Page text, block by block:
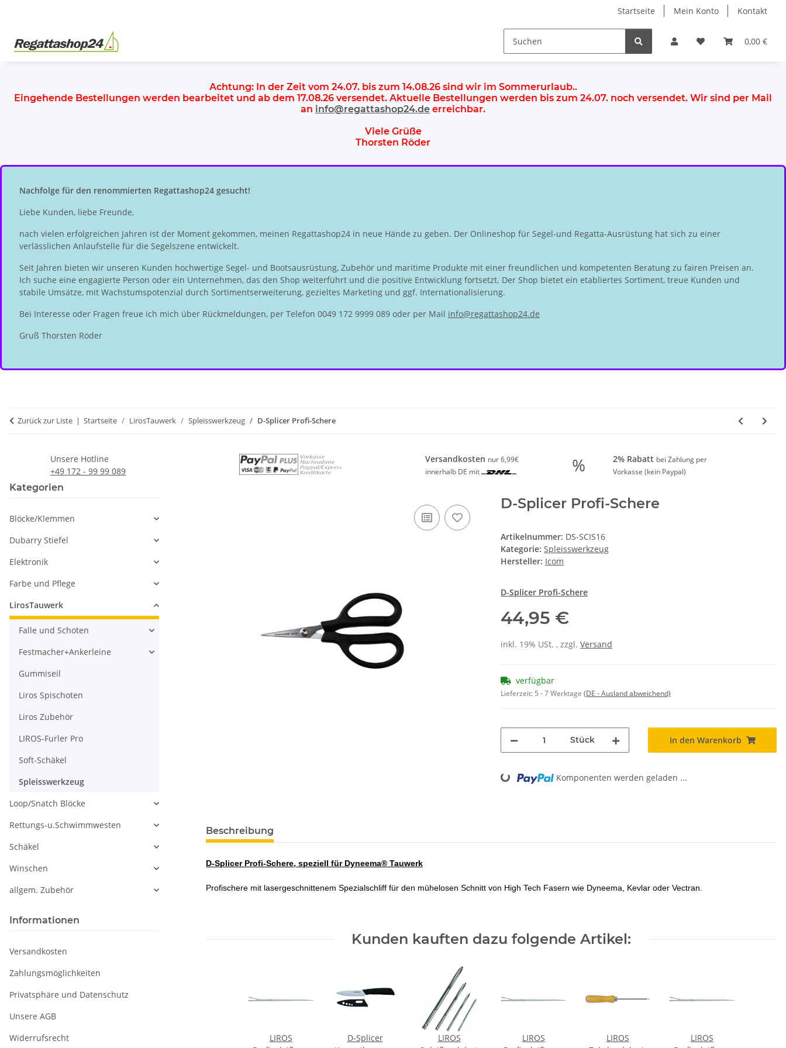
Startseite Mein Konto Kontakt
0,00 €
Achtung: In der Zeit vom 24.07. bis zum 14.08.26 sind wir im Sommerurlaub..
Eingehende Bestellungen werden bearbeitet und ab dem 17.08.26 versendet. Aktuelle Bestellungen werden bis zum 24.07. noch versendet. Wir sind per Mail
an info@regattashop24.de erreichbar.
Viele Grüße
Thorsten Röder
Nachfolge für den renommierten Regattashop24 gesucht!
Liebe Kunden, liebe Freunde,
nach vielen erfolgreichen Jahren ist der Moment gekommen, meinen Regattashop24 in neue Hände zu geben. Der Onlineshop für Segel-und Regatta-Ausrüstung hat sich zu einer
verlässlichen Anlaufstelle für die Segelszene entwickelt.
Seit Jahren bieten wir unseren Kunden hochwertige Segel- und Bootsausrüstung, Zubehör und maritime Produkte mit einer freundlichen und kompetenten Beratung zu fairen Preisen an.
Ich suche eine engagierte Person oder ein Unternehmen, das den Shop weiterführt und die positive Entwicklung fortsetzt. Der Shop bietet ein etabliertes Sortiment, treue Kunden und
stabile Umsätze, mit Wachstumspotenzial durch Sortimentserweiterung, gezieltes Marketing und ggf. Internationalisierung.
Bei Interesse oder Fragen freue ich mich über Rückmeldungen, per Telefon 0049 172 9999 089 oder per Mail info@regattashop24.de
Gruß Thorsten Röder
Zurück zur Liste Startseite LirosTauwerk Spleisswerkzeug D-Splicer Profi-Schere
Unsere Hotline
+49 172 - 99 99 089
Versandkosten nur 6,99€
innerhalb DE mit
% 2% Rabatt bei Zahlung per
Vorkasse (kein Paypal)
D-Splicer Profi-Schere
Artikelnummer: DS-SCIS16
Kategorie: Spleisswerkzeug
Hersteller: Icom
D-Splicer Profi-Schere
44,95 €
inkl. 19% USt. , zzgl. Versand
verfügbar
Lieferzeit: 5 - 7 Werktage (DE - Ausland abweichend)
Stück In den Warenkorb
Loading... Komponenten werden geladen ...
Beschreibung
D-Splicer Profi-Schere, speziell für Dyneema® Tauwerk
Profischere mit lasergeschnittenem Spezialschliff für den mühelosen Schnitt von High Tech Fasern wie Dyneema, Kevlar oder Vectran.
Kunden kauften dazu folgende Artikel:
LIROS
D-Splicer
LIROS
LIROS
LIROS
LIROS
Kategorien
Blöcke/Klemmen
Dubarry Stiefel
Elektronik
Farbe und Pflege
LirosTauwerk
Falle und Schoten
Festmacher+Ankerleine
Gummiseil
Liros Spischoten
Liros Zubehör
LIROS-Furler Pro
Soft-Schäkel
Spleisswerkzeug
Loop/Snatch Blöcke
Rettungs-u.Schwimmwesten
Schäkel
Winschen
allgem. Zubehör
Informationen
Versandkosten
Zahlungsmöglichkeiten
Privatsphäre und Datenschutz
Unsere AGB
Widerrufsrecht